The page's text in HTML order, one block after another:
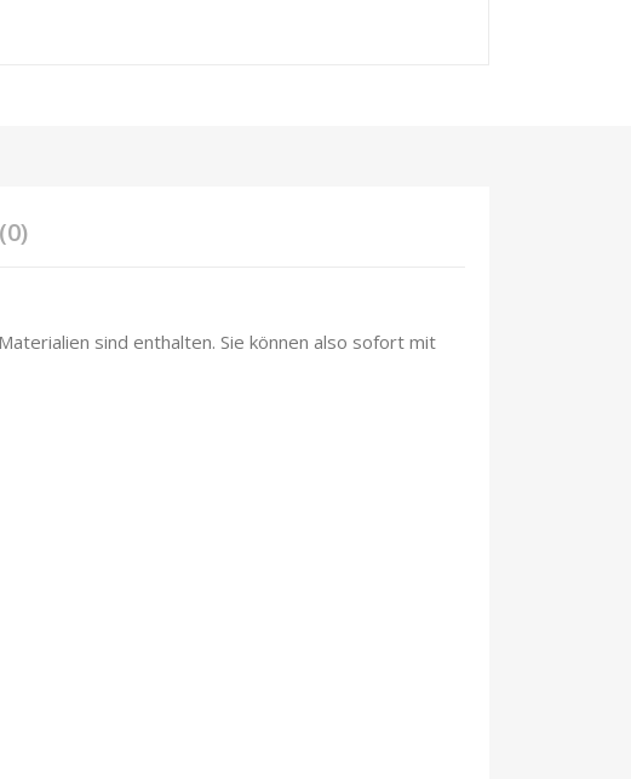
sind enthalten. Sie können also sofort mit